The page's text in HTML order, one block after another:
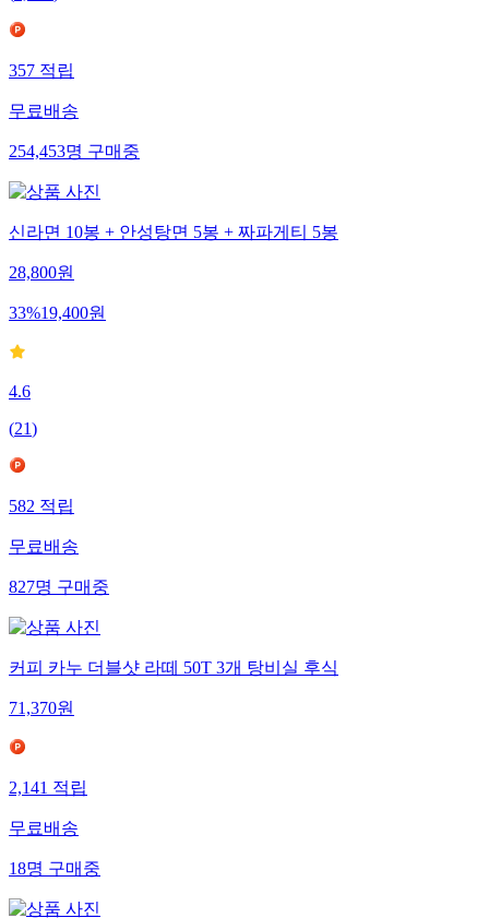
357적립
무료배송
254,453명구매중
신라면 10봉 + 안성탕면 5봉 + 짜파게티 5봉
28,800원
33%19,400원
4.6
(21)
582적립
무료배송
827명구매중
커피 카누 더블샷 라떼 50T 3개 탕비실 후식
71,370원
2,141적립
무료배송
18명구매중